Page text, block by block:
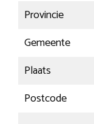
Provincie
Gemeente
Plaats
Postcode